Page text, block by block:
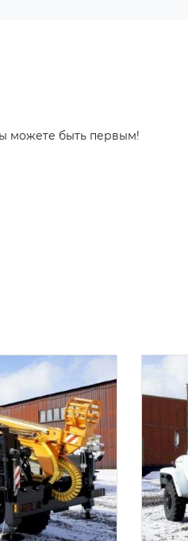
можете быть первым!